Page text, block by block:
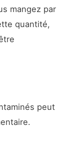
mangez par
quantité,
peut